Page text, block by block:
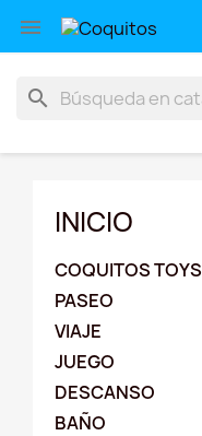

search
INICIO
COQUITOS TOYS
PASEO
VIAJE
JUEGO
DESCANSO
BAÑO